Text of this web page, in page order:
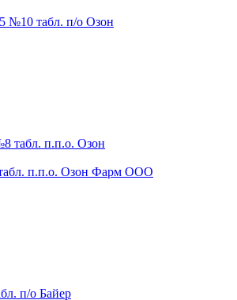
№10 табл. п/о Озон
п.п.о. Озон Фарм ООО